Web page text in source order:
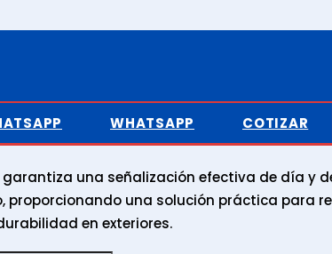
WHATSAPP COTIZAR
PARA CONO
una señalización efectiva de día y
proporcionando una solución práctica para
en exteriores.